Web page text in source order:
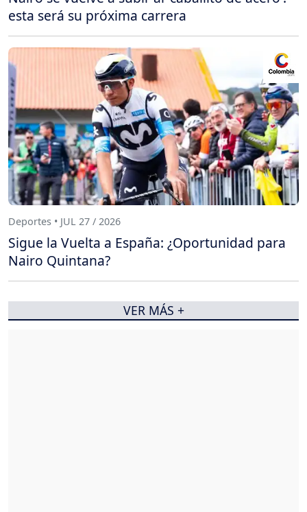
esta será su próxima carrera
Deportes • JUL 27 / 2026
Sigue la Vuelta a España: ¿Oportunidad para
Nairo Quintana?
VER MÁS +